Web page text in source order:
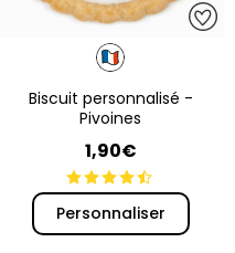
Biscuit personnalisé -
Pivoines
1,90€
Personnaliser